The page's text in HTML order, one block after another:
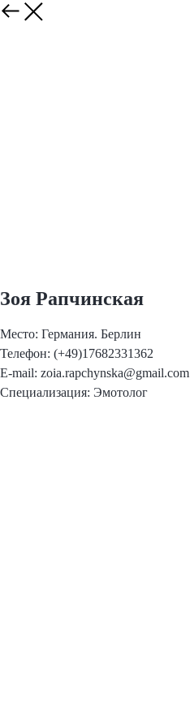
Зоя Рапчинская
Место: Германия. Берлин
Телефон: (+49)17682331362
E-mail: zoia.rapchynska@gmail.com
Специализация: Эмотолог